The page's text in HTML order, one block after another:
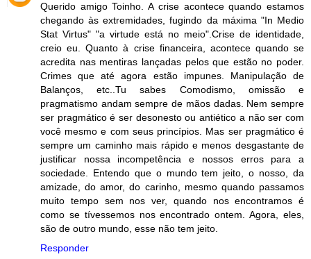
Querido amigo Toinho. A crise acontece quando estamos
chegando às extremidades, fugindo da máxima "In Medio
Stat Virtus" "a virtude está no meio".Crise de identidade,
creio eu. Quanto à crise financeira, acontece quando se
acredita nas mentiras lançadas pelos que estão no poder.
Crimes que até agora estão impunes. Manipulação de
Balanços, etc..Tu sabes Comodismo, omissão e
pragmatismo andam sempre de mãos dadas. Nem sempre
ser pragmático é ser desonesto ou antiético a não ser com
você mesmo e com seus princípios. Mas ser pragmático é
sempre um caminho mais rápido e menos desgastante de
justificar nossa incompetência e nossos erros para a
sociedade. Entendo que o mundo tem jeito, o nosso, da
amizade, do amor, do carinho, mesmo quando passamos
muito tempo sem nos ver, quando nos encontramos é
como se tívessemos nos encontrado ontem. Agora, eles,
são de outro mundo, esse não tem jeito.
Responder